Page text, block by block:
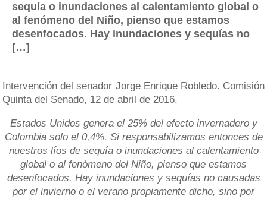
sequía o inundaciones al calentamiento global o
al fenómeno del Niño, pienso que estamos
desenfocados. Hay inundaciones y sequías no
[…]
Intervención del senador Jorge Enrique Robledo. Comisión
Quinta del Senado, 12 de abril de 2016.
Estados Unidos genera el 25% del efecto invernadero y
Colombia solo el 0,4%. Si responsabilizamos entonces de
nuestros líos de sequía o inundaciones al calentamiento
global o al fenómeno del Niño, pienso que estamos
desenfocados. Hay inundaciones y sequías no causadas
por el invierno o el verano propiamente dicho, sino por